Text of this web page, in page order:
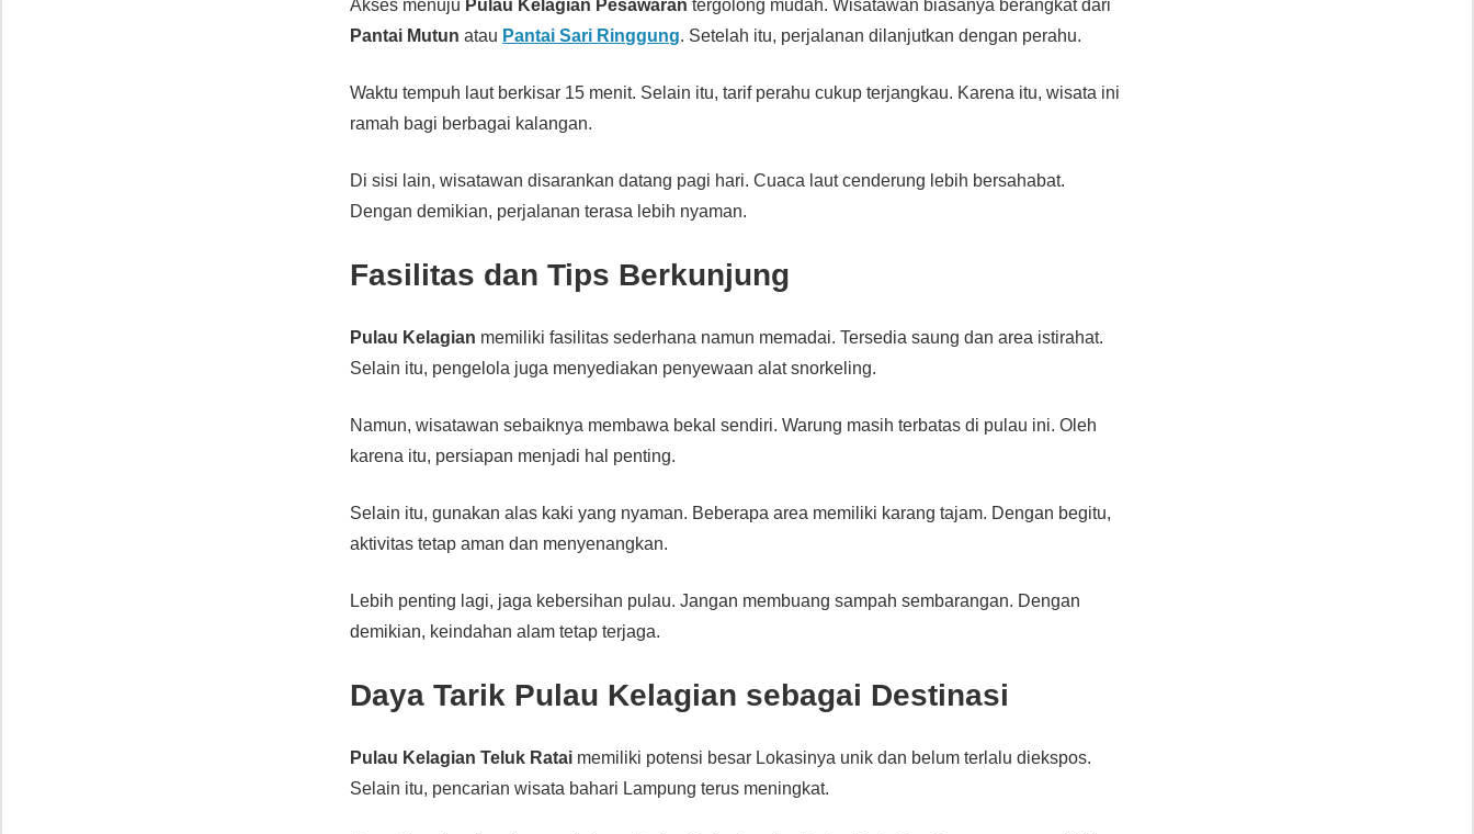
Akses menuju Pulau Kelagian Pesawaran tergolong mudah. Wisatawan biasanya berangkat dari
Pantai Mutun atau Pantai Sari Ringgung. Setelah itu, perjalanan dilanjutkan dengan perahu.
Waktu tempuh laut berkisar 15 menit. Selain itu, tarif perahu cukup terjangkau. Karena itu, wisata ini
ramah bagi berbagai kalangan.
Di sisi lain, wisatawan disarankan datang pagi hari. Cuaca laut cenderung lebih bersahabat.
Dengan demikian, perjalanan terasa lebih nyaman.
Fasilitas dan Tips Berkunjung
Pulau Kelagian memiliki fasilitas sederhana namun memadai. Tersedia saung dan area istirahat.
Selain itu, pengelola juga menyediakan penyewaan alat snorkeling.
Namun, wisatawan sebaiknya membawa bekal sendiri. Warung masih terbatas di pulau ini. Oleh
karena itu, persiapan menjadi hal penting.
Selain itu, gunakan alas kaki yang nyaman. Beberapa area memiliki karang tajam. Dengan begitu,
aktivitas tetap aman dan menyenangkan.
Lebih penting lagi, jaga kebersihan pulau. Jangan membuang sampah sembarangan. Dengan
demikian, keindahan alam tetap terjaga.
Daya Tarik Pulau Kelagian sebagai Destinasi
Pulau Kelagian Teluk Ratai memiliki potensi besar Lokasinya unik dan belum terlalu diekspos.
Selain itu, pencarian wisata bahari Lampung terus meningkat.